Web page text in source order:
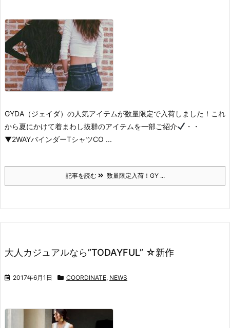
GYDA（ジェイダ）の人気アイテムが数量限定で入荷しました！ これ
から夏にかけて着まわし抜群のアイテムを一部ご紹介
・
・
▼2WAYバインダーTシャツCO ...
記事を読む 数量限定入荷！GY ...
大人カジュアルなら”TODAYFUL” ☆新作
2017年6月1日 COORDINATE, NEWS